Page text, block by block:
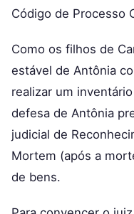
Código de Processo
Como os filhos de
estável de Antônia
realizar um
defesa de Antônia
judicial de
Mortem (após a
de bens.